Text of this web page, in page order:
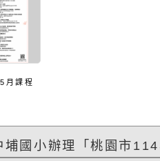
共3場次
大會」簡
辦「空間
戲室之規
德勒心理
戲 - 兒童遊
新聞傳播
務政策溝
區大坑國
度整合性
療學會
室之規畫與
之可及性格
桃園區中埔
月課程
國小辦理「桃園市